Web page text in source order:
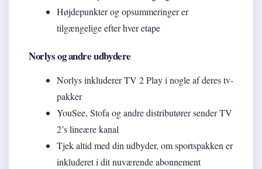
Højdepunkter og opsummeringer er
tilgængelige efter hver etape
Norlys og andre udbydere
Norlys inkluderer TV 2 Play i nogle af deres tv-
pakker
YouSee, Stofa og andre distributører sender TV
2’s lineære kanal
Tjek altid med din udbyder, om sportspakken er
inkluderet i dit nuværende abonnement